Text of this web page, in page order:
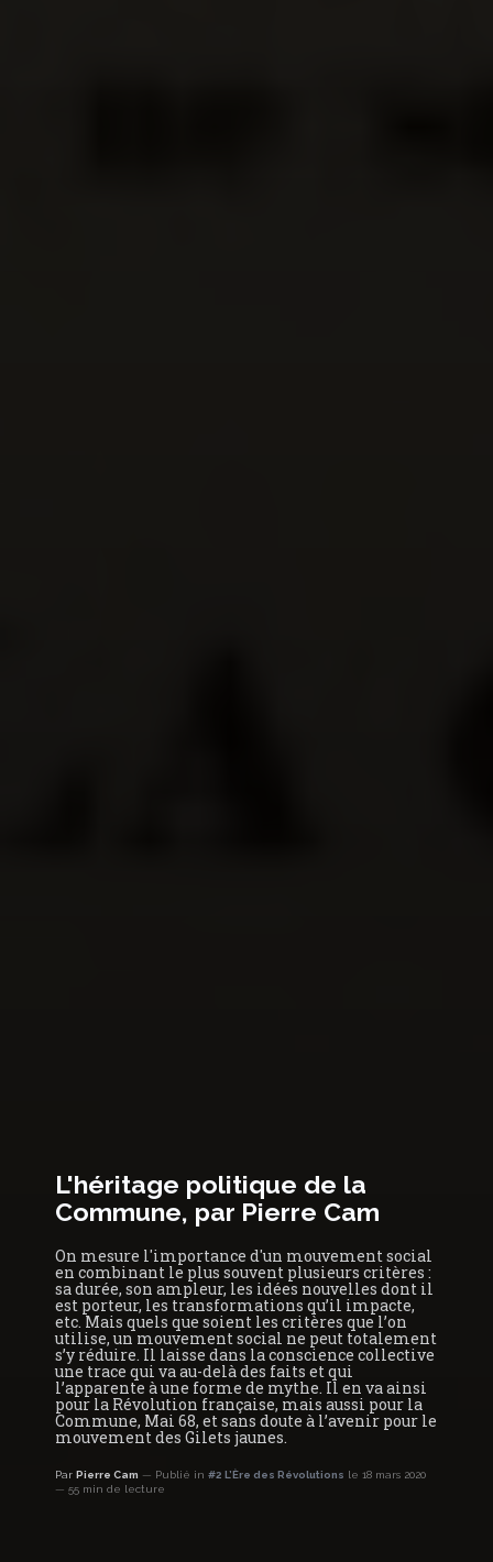
L'héritage politique de la
Commune, par Pierre Cam
On mesure l'importance d'un mouvement social
en combinant le plus souvent plusieurs critères :
sa durée, son ampleur, les idées nouvelles dont il
est porteur, les transformations qu’il impacte,
etc. Mais quels que soient les critères que l’on
utilise, un mouvement social ne peut totalement
s’y réduire. Il laisse dans la conscience collective
une trace qui va au-delà des faits et qui
l’apparente à une forme de mythe. Il en va ainsi
pour la Révolution française, mais aussi pour la
Commune, Mai 68, et sans doute à l’avenir pour le
mouvement des Gilets jaunes.
Par Pierre Cam Publié in #2 L’Ère des Révolutions le 18 mars 2020
55 min de lecture